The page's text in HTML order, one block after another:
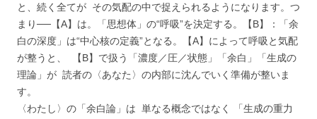
と、続く全てが その気配の中で捉えられるようになります。つ
まり──【A】は。「思想体」の“呼吸”を決定する。【B】：「余
白の深度」は“中心核の定義”となる。【A】によって呼吸と気配
が整うと、 【B】で扱う「濃度／圧／状態」「余白」「生成の
理論」が 読者の〈あなた〉の内部に沈んでいく準備が整いま
す。
〈わたし〉の「余白論」は 単なる概念ではなく 「生成の重力